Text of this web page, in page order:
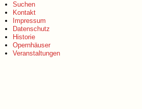
Suchen
Kontakt
Impressum
Datenschutz
Historie
Opernhäuser
Veranstaltungen